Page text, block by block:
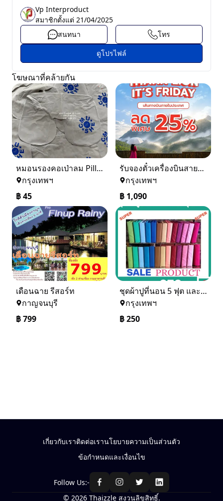
Vp Interproduct
สมาชิกตั้งแต่ 21/04/2025
สนทนา
โทร
ดูโปรไฟล์
โฆษณาที่คล้ายกัน
หมอนรองคอเป่าลม Pillow ผ้ากำมะหยี่ พร้อมสกรีนโลโก้ 0816484576
กรุงเทพฯ
฿45
รับจองตั๋วเครื่องบินสายการบิน Lion Air ทั้งในและต่างประเทศ
กรุงเทพฯ
฿ 1,090
เดือนฉาย รีสอร์ท
กาญจนบุรี
฿799
ชุดผ้าปูที่นอน 5 ฟุต และ 6 ฟุต ราคาเดียวจร้า สนใจรับไหมคะ
กรุงเทพฯ
฿250
เกี่ยวกับเราติดต่อเรานโยบายความเป็นส่วนตัว
ข้อกำหนดและเงื่อนไข
Follow Us:-
© 2026 Thaizzle สงวนลิขสิทธิ์.